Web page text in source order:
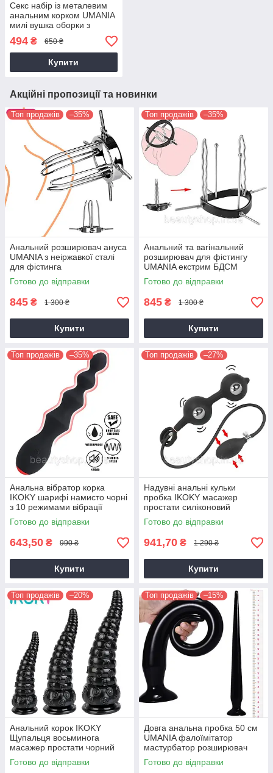
Секс набір із металевим
анальним корком UMANIA
милі вушка оборки з
пухнастим лосьим
хвостом
494 ₴ 650 ₴
Купити
Акційні пропозиції та новинки
Топ продажів –35%
Анальний розширювач ануса
UMANIA з неіржавкої сталі
для фістинга
Готово до відправки
845 ₴ 1 300 ₴
Купити
Топ продажів –35%
Анальний та вагінальний
розширювач для фістингу
UMANIA екстрим БДСМ
регульований
Готово до відправки
845 ₴ 1 300 ₴
Купити
Топ продажів –35%
Анальна вібратор корка
IKOKY шарифі намисто чорні
з 10 режимами вібрації
Готово до відправки
643,50 ₴ 990 ₴
Купити
Топ продажів –27%
Надувні анальні кульки
пробка IKOKY масажер
простати силіконовий
розширювач ануса чорний
Готово до відправки
941,70 ₴ 1 290 ₴
Купити
Топ продажів –20%
Анальний корок IKOKY
Щупальця восьминога
масажер простати чорний
Готово до відправки
Топ продажів –15%
Довга анальна пробка 50 см
UMANIA фалоїмітатор
мастурбатор розширювач
масажер простати чорного
кольору
Готово до відправки